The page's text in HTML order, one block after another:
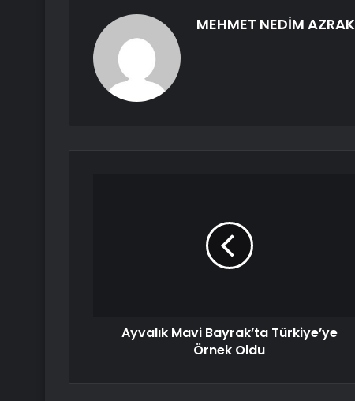
MEHMET NEDİM AZRAK
Ayvalık Mavi Bayrak’ta Türkiye’ye
Örnek Oldu